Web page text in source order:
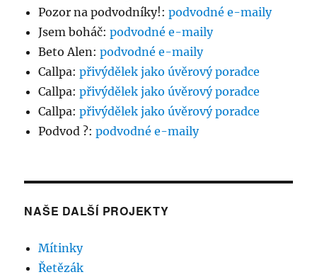
Pozor na podvodníky!:podvodné e-maily
Jsem boháč:podvodné e-maily
Beto Alen:podvodné e-maily
Callpa:přivýdělek jako úvěrový poradce
Callpa:přivýdělek jako úvěrový poradce
Callpa:přivýdělek jako úvěrový poradce
Podvod ?:podvodné e-maily
NAŠE DALŠÍ PROJEKTY
Mítinky
Řetězák